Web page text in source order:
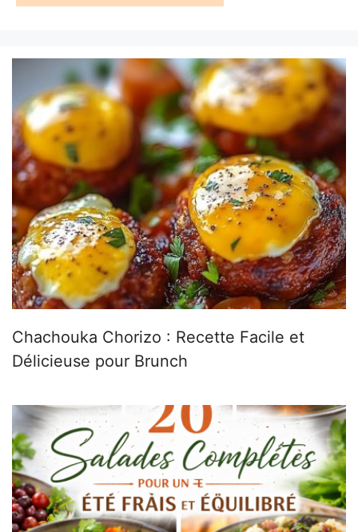
Chachouka Chorizo : Recette Facile et
Délicieuse pour Brunch